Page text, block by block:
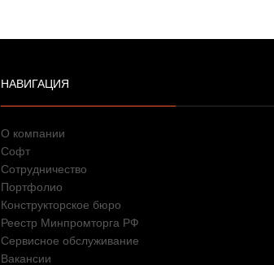
НАВИГАЦИЯ
Вакансии
Сервисное обслуживание
Реестр Минпромторга РФ
Конструкторское бюро
Портфолио
Сотрудничество
Софт
О компании